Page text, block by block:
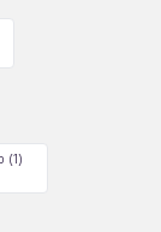
(1)